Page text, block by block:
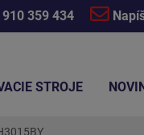
359 434
STROJE